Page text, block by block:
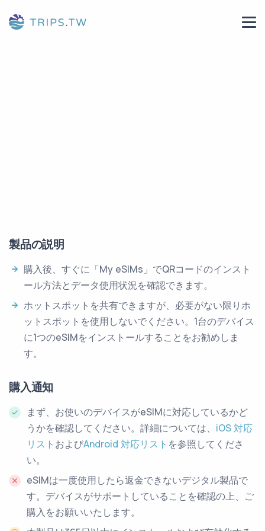
製品の説明
購入後、すぐに「My eSIMs」でQRコードのインスト
ール方法とデータ使用状況を確認できます。
ホットスポットを共有できますが、必要がない限りホ
ットスポットを使用しないでください。1台のデバイス
に1つのeSIMをインストールすることをお勧めしま
す。
購入通知
まず、お使いのデバイスがeSIMに対応しているかど
うかを確認してください。詳細については、 iOS 対応
リスト およびAndroid 対応リスト を参照してくださ
い。
eSIMは一度使用したら返金できないデジタル製品で
す。デバイスがサポートしていることを確認の上、ご
購入をお願いいたします。